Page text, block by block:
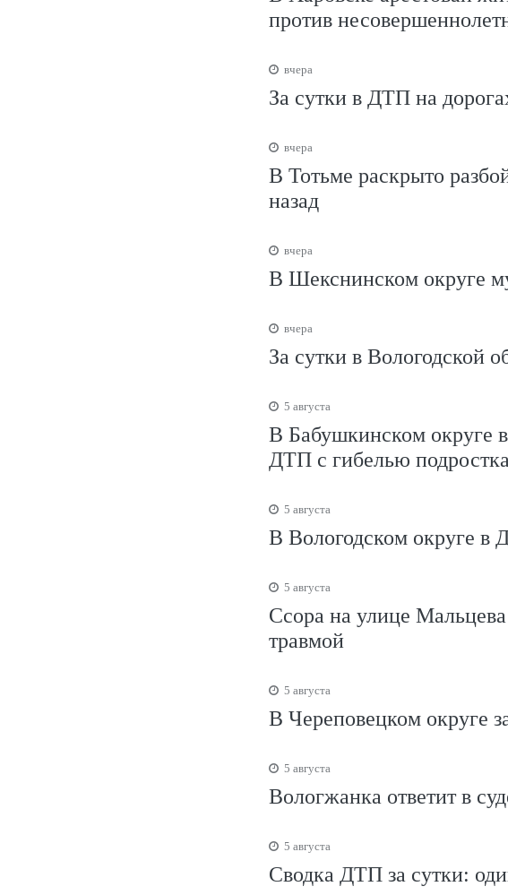
против
вчера
За сутки в ДТП на
вчера
В Тотьме раскрыто
назад
вчера
В Шекснинском округе
вчера
За сутки в Вологодской
5 августа
В Бабушкинском округе
ДТП с гибелью подростка
5 августа
В Вологодском округе в
5 августа
Ссора на улице
травмой
5 августа
В Череповецком округе
5 августа
Вологжанка ответит в
5 августа
Сводка ДТП за сутки: